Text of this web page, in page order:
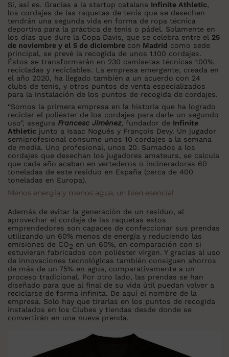
Si, así es. Gracias a la startup catalana Infinite Athletic,
los cordajes de las raquetas de tenis que se desechen
tendrán una segunda vida en forma de ropa técnica
deportiva para la práctica de tenis o pádel. Solamente en
los días que dure la Copa Davis, que se celebra entre el 25
de noviembre y el 5 de diciembre con Madrid como sede
principal, se prevé la recogida de unos 1.100 cordajes.
Éstos se transformarán en 230 camisetas técnicas 100%
recicladas y reciclables. La empresa emergente, creada en
el año 2020, ha llegado también a un acuerdo con 24
clubs de tenis, y otros puntos de venta especializados
para la instalación de los puntos de recogida de cordajes.
“Somos la primera empresa en la historia que ha logrado
reciclar el poliéster de los cordajes para darle un segundo
uso”, asegura Francesc Jiménez, fundador de Infinite
Athletic junto a Isaac Nogués y François Devy. Un jugador
semiprofesional consume unos 10 cordajes a la semana
de media. Uno profesional, unos 20. Sumados a los
cordajes que desechan los jugadores amateurs, se calcula
que cada año acaban en vertederos o incineradoras 60
toneladas de este residuo en España (cerca de 400
toneladas en Europa).
Menos energía y menos agua, un bien esencial
Además de evitar la generación de un residuo, al
aprovechar el cordaje de las raquetas estos
emprendedores son capaces de confeccionar sus prendas
utilizando un 60% menos de energía y reduciendo las
emisiones de CO2 en un 60%, en comparación con si
estuvieran fabricados con poliéster virgen. Y gracias al uso
de innovaciones tecnológicas también consiguen ahorros
de más de un 75% en agua, comparativamente a un
proceso tradicional. Por otro lado, las prendas se han
diseñado para que al final de su vida útil puedan volver a
reciclarse de forma infinita. De aquí el nombre de la
empresa. Solo hay que tirarlas en los puntos de recogida
instalados en los Clubes y tiendas desde donde se
convertirán en una nueva prenda.